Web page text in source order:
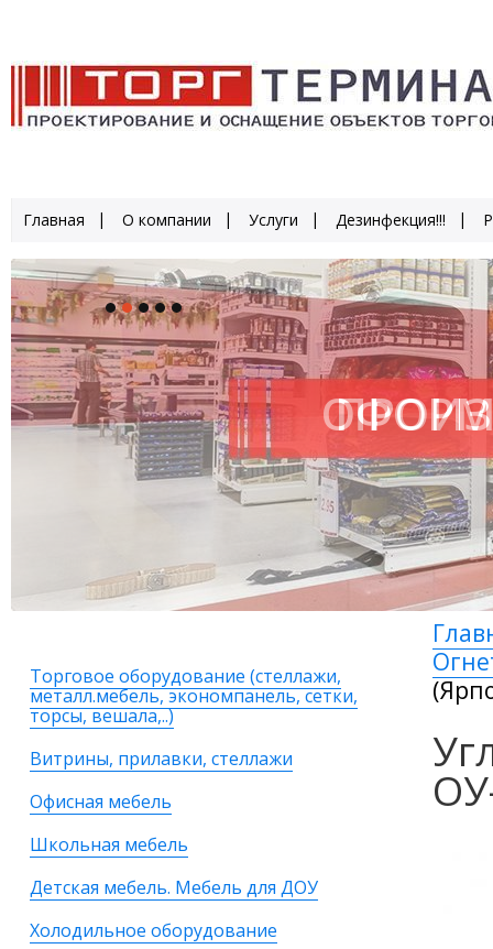
Главная О компании Услуги Дезинфекция!!!
Торговое оборудование (стеллажи,
металл.мебель, экономпанель, сетки,
торсы, вешала,..)
Витрины, прилавки, стеллажи
Офисная мебель
Школьная мебель
Детская мебель. Мебель для ДОУ
Холодильное оборудование